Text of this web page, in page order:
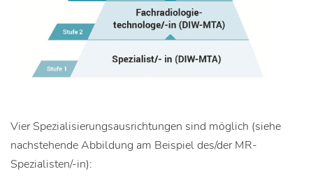
Vier Spezialisierungsausrichtungen sind möglich (siehe
nachstehende Abbildung am Beispiel des/der MR-
Spezialisten/-in):